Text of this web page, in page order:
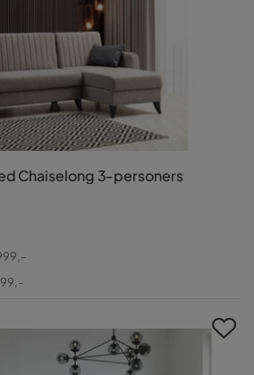
Chaiselong 3-personers